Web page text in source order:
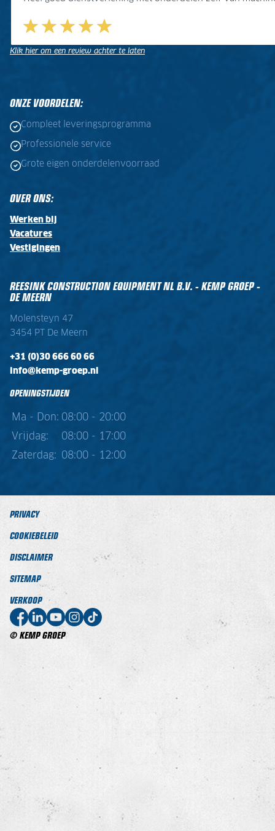
Klik hier om een review achter te laten
. .
ONZE VOORDELEN:
Compleet leveringsprogramma
Professionele service
Grote eigen onderdelenvoorraad
OVER ONS:
Werken bij
Vacatures
Vestigingen
REESINK CONSTRUCTION EQUIPMENT NL B.V. - KEMP GROEP -
DE MEERN
Molensteyn 47
3454 PT De Meern
+31 (0)30 666 60 66
info@kemp-groep.nl
OPENINGSTIJDEN
Ma - Don: 08:00 - 20:00
Vrijdag:
08:00 - 17:00
Zaterdag:
08:00 - 12:00
© KEMP GROEP
PRIVACY
COOKIEBELEID
DISCLAIMER
SITEMAP
VERKOOP